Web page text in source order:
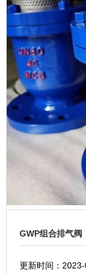
GWP组合排气阀
更新时间：